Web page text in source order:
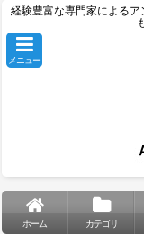
経験豊富な専門家による
メニュー
ホーム カテゴリ